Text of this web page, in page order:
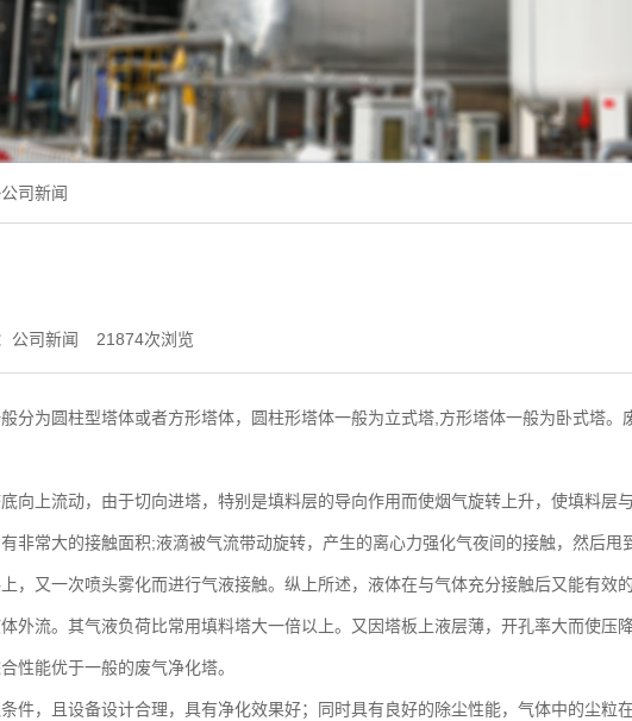
公司新闻
公司新闻 21874次浏览
分为圆柱型塔体或者方形塔体，圆柱形塔体一般为立式塔,方形塔体一般为卧式塔。
向上流动，由于切向进塔，特别是填料层的导向作用而使烟气旋转上升，使填料层
非常大的接触面积;液滴被气流带动旋转，产生的离心力强化气夜间的接触，然后甩
，又一次喷头雾化而进行气液接触。纵上所述，液体在与气体充分接触后又能有效
外流。其气液负荷比常用填料塔大一倍以上。又因塔板上液层薄，开孔率大而使压
性能优于一般的废气净化塔。
件，且设备设计合理，具有净化效果好；同时具有良好的除尘性能，气体中的尘粒